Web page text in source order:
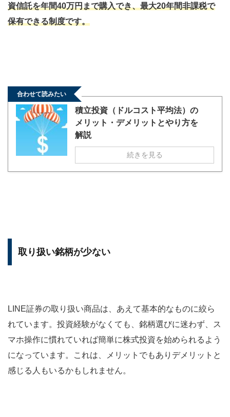
資信託を年間40万円まで購入でき、最大20年間非課税で
保有できる制度です。
合わせて読みたい
積立投資（ドルコスト平均法）の
メリット・デメリットとやり方を
解説
続きを見る
取り扱い銘柄が少ない
LINE証券の取り扱い商品は、あえて基本的なものに絞ら
れています。投資経験がなくても、銘柄選びに迷わず、ス
マホ操作に慣れていれば簡単に株式投資を始められるよう
になっています。これは、メリットでもありデメリットと
感じる人もいるかもしれません。